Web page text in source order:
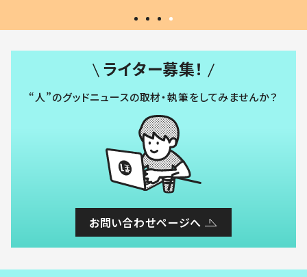
ライター募集！
“人”のグッドニュースの取材・執筆をしてみませんか？
お問い合わせページへ